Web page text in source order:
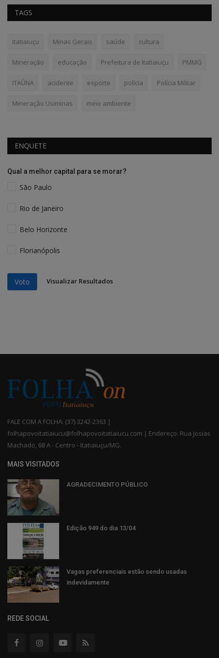
TAGS
Itatiaiuçu Minas Gerais saúde cultura
Mineração educação Prefeitura de Itatiaiuçu PMMG
ITAÚNA acidente esporte polícia Polícia Militar
Mineração Usiminas meio ambiente
ENQUETE
Qual a melhor capital para se morar?
São Paulo
Rio de Janeiro
Belo Horizonte
Florianópolis
Voto Visualizar Resultados
FALE COM A FOLHA: (37) 3242-2363 |
folhapovoitatiaiucu@folhapovoitatiaiucu.com | Endereço: Rua Josias
Machado, 68 A - Centro - Itatiaiuçu/MG.
MAIS VISITADOS
AGRADECIMENTO PÚBLICO
Edição 949 do dia 13/04
Vagas preferenciais estão sendo usadas
indevidamente
REDE SOCIAL